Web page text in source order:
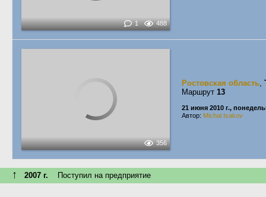
1 488
356
Ростовская область,
Маршрут 13
21 июня 2010 г.,
Автор: Michal Isakov
↑ 2007 г. Поступил на предприятие